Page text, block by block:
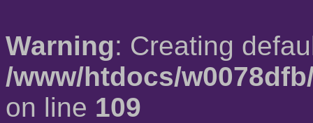
Warning: Creating
/www/htdocs/
on line 109